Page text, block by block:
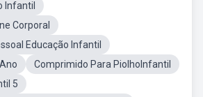
Infantil
Corporal
Educação Infantil
Comprimido Para PiolhoInfantil
5